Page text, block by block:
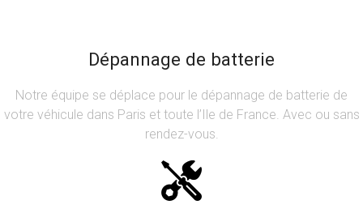
Dépannage de batterie
Notre équipe se déplace pour le dépannage de batterie de
votre véhicule dans Paris et toute l’Ile de France. Avec ou sans
rendez-vous.